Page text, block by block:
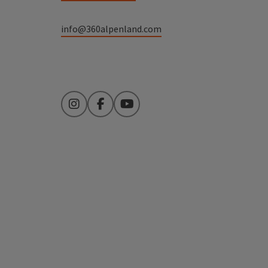
info@360alpenland.com
InstagramFacebookYouTube